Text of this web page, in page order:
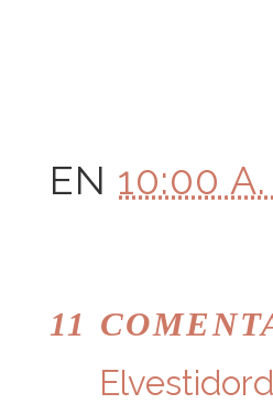
EN 10:00 A.
11